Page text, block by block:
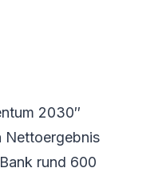
2030″
Nettoergebnis
rund 600